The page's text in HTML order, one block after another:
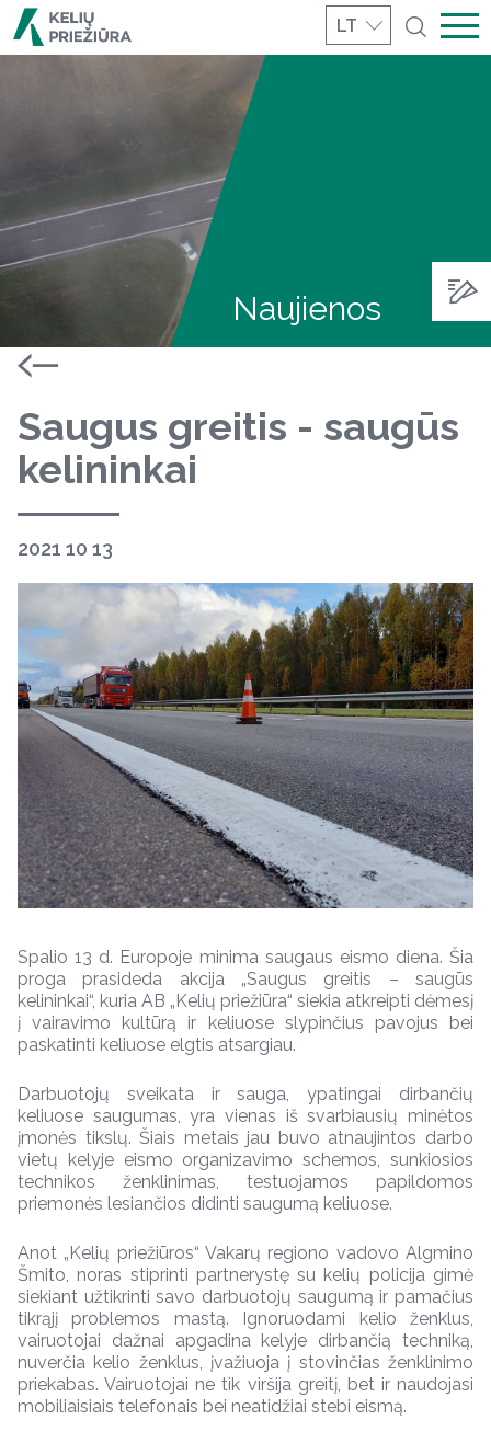
LT
Naujienos
Saugus greitis - saugūs
kelininkai
2021 10 13
Spalio 13 d. Europoje minima saugaus eismo diena. Šia
proga prasideda akcija „Saugus greitis – saugūs
kelininkai“, kuria AB „Kelių priežiūra“ siekia atkreipti dėmesį
į vairavimo kultūrą ir keliuose slypinčius pavojus bei
paskatinti keliuose elgtis atsargiau.
Darbuotojų sveikata ir sauga, ypatingai dirbančių
keliuose saugumas, yra vienas iš svarbiausių minėtos
įmonės tikslų. Šiais metais jau buvo atnaujintos darbo
vietų kelyje eismo organizavimo schemos, sunkiosios
technikos ženklinimas, testuojamos papildomos
priemonės lesiančios didinti saugumą keliuose.
Anot „Kelių priežiūros“ Vakarų regiono vadovo Algmino
Šmito, noras stiprinti partnerystę su kelių policija gimė
siekiant užtikrinti savo darbuotojų saugumą ir pamačius
tikrąjį problemos mastą. Ignoruodami kelio ženklus,
vairuotojai dažnai apgadina kelyje dirbančią techniką,
nuverčia kelio ženklus, įvažiuoja į stovinčias ženklinimo
priekabas. Vairuotojai ne tik viršija greitį, bet ir naudojasi
mobiliaisiais telefonais bei neatidžiai stebi eismą.